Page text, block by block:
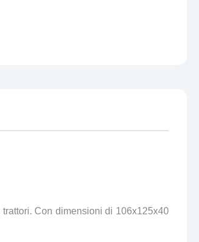
Con dimensioni di 106x125x40